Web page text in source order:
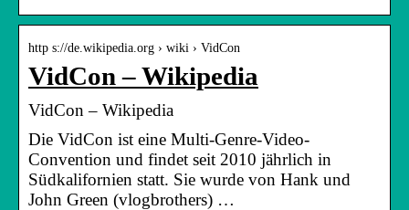
http s://de.wikipedia.org › wiki › VidCon
VidCon – Wikipedia
VidCon – Wikipedia
Die VidCon ist eine Multi-Genre-Video-
Convention und findet seit 2010 jährlich in
Südkalifornien statt. Sie wurde von Hank und
John Green (vlogbrothers) …